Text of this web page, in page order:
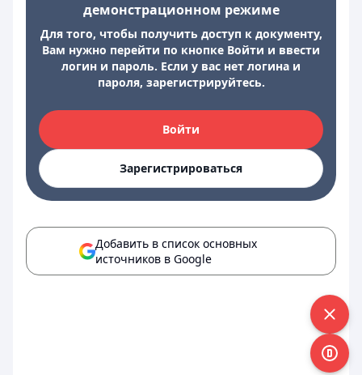
демонстрационном режиме
Для того, чтобы получить доступ к документу,
Вам нужно перейти по кнопке Войти и ввести
логин и пароль. Если у вас нет логина и
пароля, зарегистрируйтесь.
Войти
Зарегистрироваться
Добавить в список основных
источников в Google